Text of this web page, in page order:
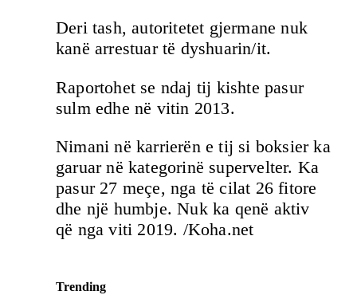
Deri tash, autoritetet gjermane nuk
kanë arrestuar të dyshuarin/it.
Raportohet se ndaj tij kishte pasur
sulm edhe në vitin 2013.
Nimani në karrierën e tij si boksier ka
garuar në kategorinë supervelter. Ka
pasur 27 meçe, nga të cilat 26 fitore
dhe një humbje. Nuk ka qenë aktiv
që nga viti 2019. /Koha.net
Trending